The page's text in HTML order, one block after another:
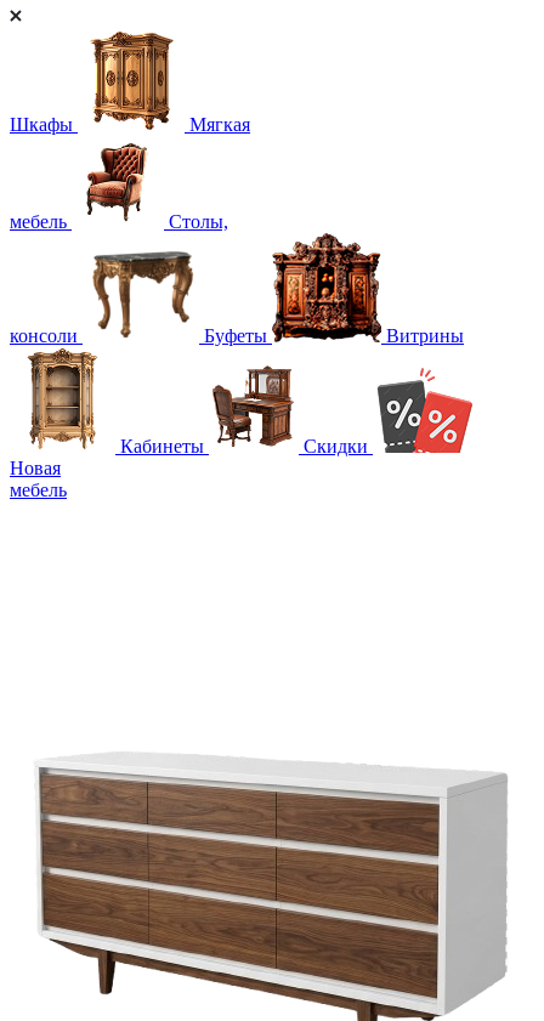
Шкафы Мягкая
мебель Столы,
консоли Буфеты Витрины
Кабинеты
Скидки
Новая
мебель